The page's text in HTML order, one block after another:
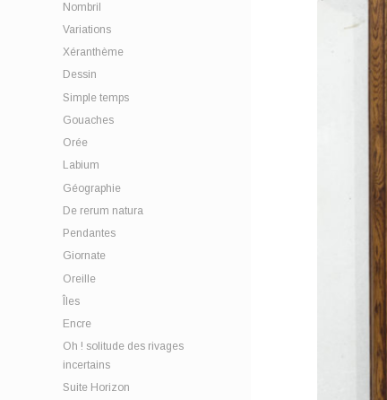
Nombril
Variations
Xéranthème
Dessin
Simple temps
Gouaches
Orée
Labium
Géographie
De rerum natura
Pendantes
Giornate
Oreille
Îles
Encre
Oh ! solitude des rivages
incertains
Suite Horizon